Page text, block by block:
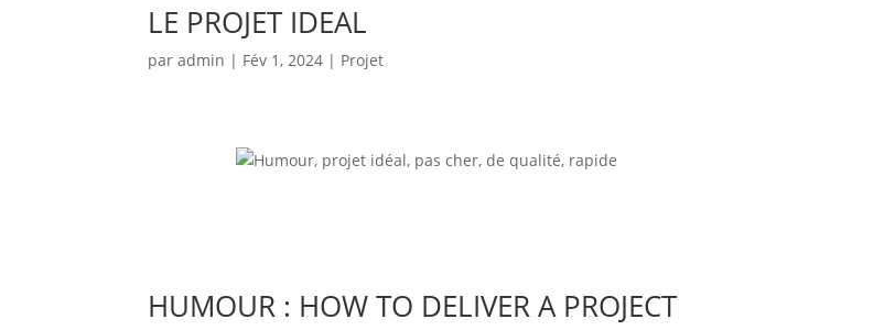
LE PROJET IDEAL
paradmin | Fév 1, 2024 | Projet
HUMOUR : HOW TO DELIVER A PROJECT